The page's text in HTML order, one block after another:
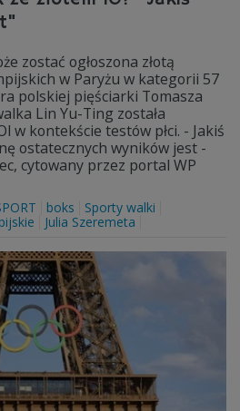
zostać ogłoszona złotą
w Paryżu w kategorii 57
polskiej pięściarki Tomasza
Lin Yu-Ting została
w kontekście testów płci. - Jakiś
ostatecznych wyników jest -
cytowany przez portal WP
boks
Sporty walki
Julia Szeremeta